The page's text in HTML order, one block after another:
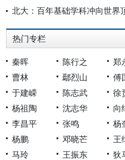
北大：百年基础学科冲向世界
热门专栏
秦晖 陈行之 郑
曹林
鄢烈山 傅
于建嵘
陈志武 徐
杨祖陶
沈志华 向
李昌平
张鸣 杨
杨鹏
邓晓芒 王
马玲
王振东 狄